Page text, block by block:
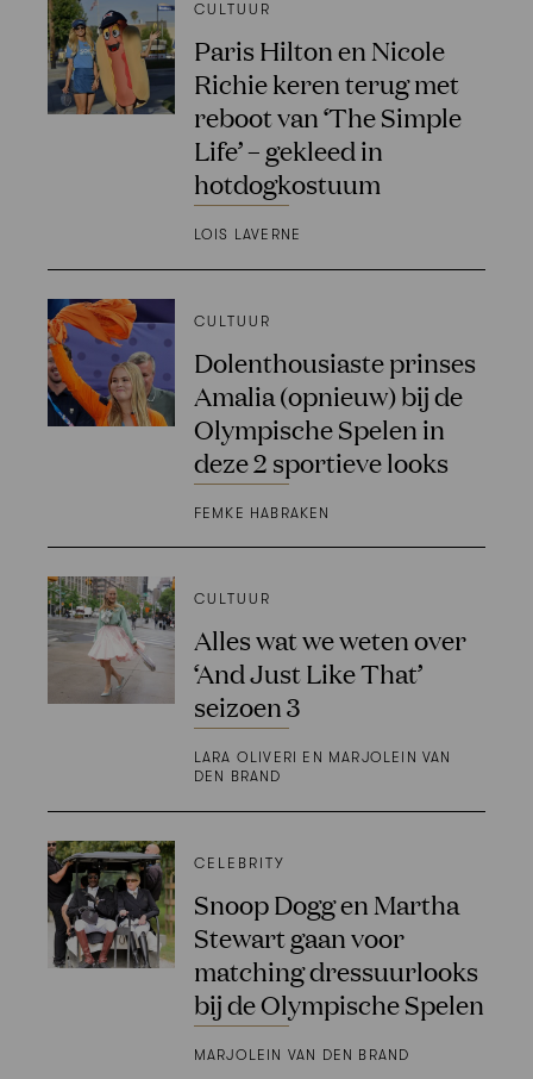
CULTUUR
Paris Hilton en Nicole
Richie keren terug met
reboot van ‘The Simple
Life’ – gekleed in
hotdogkostuum
LOIS LAVERNE
CULTUUR
Dolenthousiaste prinses
Amalia (opnieuw) bij de
Olympische Spelen in
deze 2 sportieve looks
FEMKE HABRAKEN
CULTUUR
Alles wat we weten over
‘And Just Like That’
seizoen 3
LARA OLIVERI EN MARJOLEIN VAN
DEN BRAND
CELEBRITY
Snoop Dogg en Martha
Stewart gaan voor
matching dressuurlooks
bij de Olympische Spelen
MARJOLEIN VAN DEN BRAND